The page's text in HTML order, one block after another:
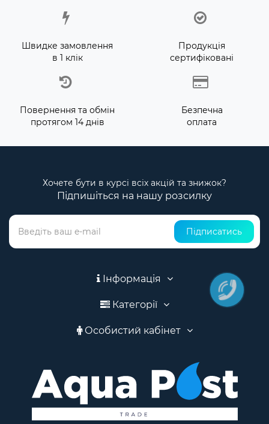
Швидке замовлення
в 1 клік
Продукція
сертифіковані
Повернення та обмін
протягом 14 днів
Безпечна
оплата
Хочете бути в курсі всіх акцій та знижок?
Підпишіться на нашу розсилку
Підписатись
Інформація
Категорії
Особистий кабінет